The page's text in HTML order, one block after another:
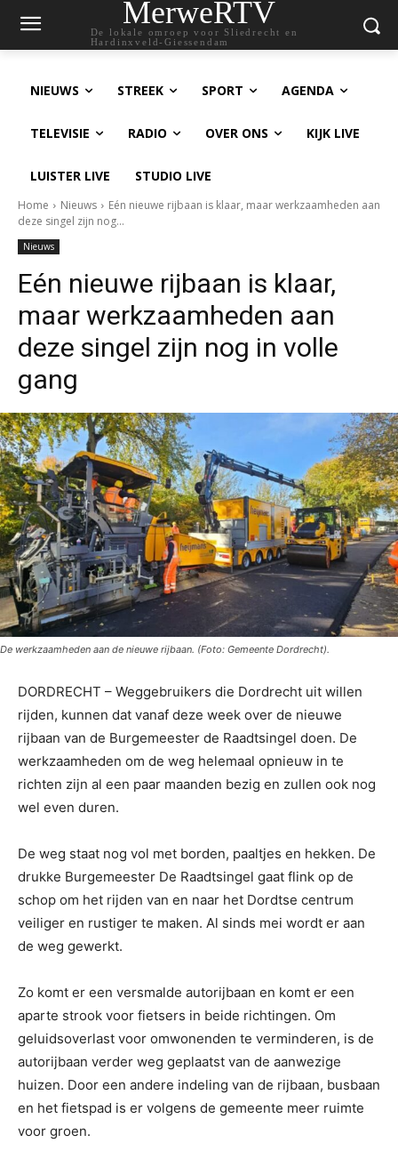
MerweRTV
De lokale omroep voor Sliedrecht en
Hardinxveld-Giessendam
NIEUWS STREEK SPORT AGENDA
TELEVISIE RADIO OVER ONS KIJK LIVE
LUISTER LIVE STUDIO LIVE
Home Nieuws
Eén nieuwe rijbaan is klaar, maar werkzaamheden aan
deze singel zijn nog...
Nieuws
Eén nieuwe rijbaan is klaar,
maar werkzaamheden aan
deze singel zijn nog in volle
gang
De werkzaamheden aan de nieuwe rijbaan. (Foto: Gemeente Dordrecht).
DORDRECHT – Weggebruikers die Dordrecht uit willen
rijden, kunnen dat vanaf deze week over de nieuwe
rijbaan van de Burgemeester de Raadtsingel doen. De
werkzaamheden om de weg helemaal opnieuw in te
richten zijn al een paar maanden bezig en zullen ook nog
wel even duren.
De weg staat nog vol met borden, paaltjes en hekken. De
drukke Burgemeester De Raadtsingel gaat flink op de
schop om het rijden van en naar het Dordtse centrum
veiliger en rustiger te maken. Al sinds mei wordt er aan
de weg gewerkt.
Zo komt er een versmalde autorijbaan en komt er een
aparte strook voor fietsers in beide richtingen. Om
geluidsoverlast voor omwonenden te verminderen, is de
autorijbaan verder weg geplaatst van de aanwezige
huizen. Door een andere indeling van de rijbaan, busbaan
en het fietspad is er volgens de gemeente meer ruimte
voor groen.